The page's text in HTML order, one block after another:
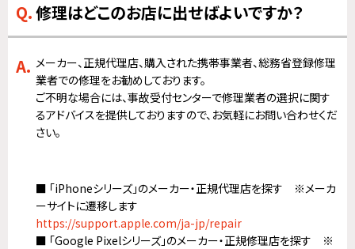
修理はどこのお店に出せばよいですか？
メーカー、正規代理店、購入された携帯事業者、総務省登録修理
業者での修理をお勧めしております。
ご不明な場合には、事故受付センターで修理業者の選択に関す
るアドバイスを提供しておりますので、お気軽にお問い合わせくだ
さい。
■ 「iPhoneシリーズ」のメーカー・正規代理店を探す ※メーカ
ーサイトに遷移します
https://support.apple.com/ja-jp/repair
■ 「Google Pixelシリーズ」のメーカー・正規修理店を探す ※